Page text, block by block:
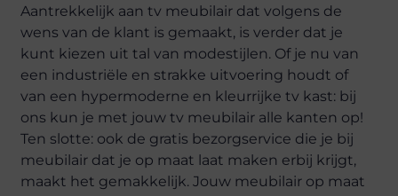
Aantrekkelijk aan tv meubilair dat volgens de
wens van de klant is gemaakt, is verder dat je
kunt kiezen uit tal van modestijlen. Of je nu van
een industriële en strakke uitvoering houdt of
van een hypermoderne en kleurrijke tv kast: bij
ons kun je met jouw tv meubilair alle kanten op!
Ten slotte: ook de gratis bezorgservice die je bij
meubilair dat je op maat laat maken erbij krijgt,
maakt het gemakkelijk. Jouw meubilair op maat